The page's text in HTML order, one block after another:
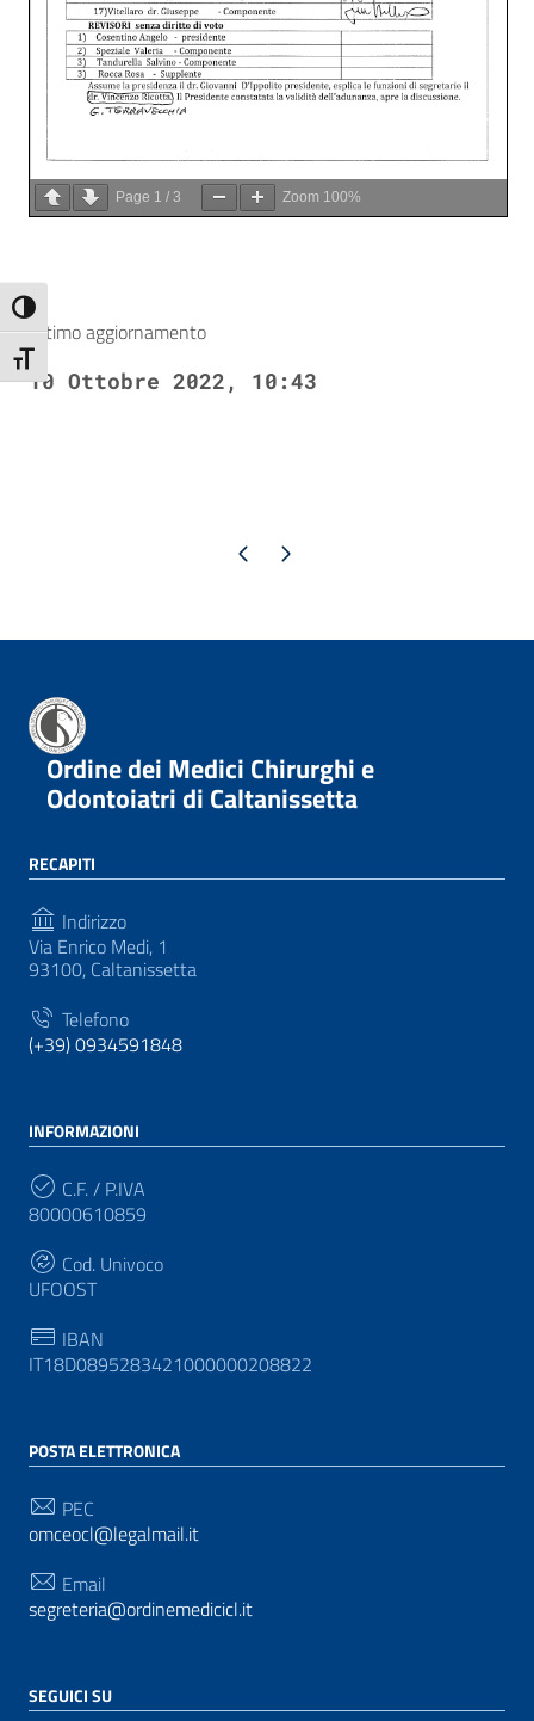
Attiva/disattiva alto contrasto
Attiva/disattiva dimensione testo
Page 1 / 3 Zoom 100%
Ultimo aggiornamento
10 Ottobre 2022, 10:43
Pagina precedente
Pagina successiva
Ordine dei Medici Chirurghi e
Odontoiatri di Caltanissetta
RECAPITI
Indirizzo
Via Enrico Medi, 1
93100, Caltanissetta
Telefono
(+39) 0934591848
INFORMAZIONI
C.F. / P.IVA
80000610859
Cod. Univoco
UFOOST
IBAN
IT18D0895283421000000208822
POSTA ELETTRONICA
PEC
omceocl@legalmail.it
Email
segreteria@ordinemedicicl.it
SEGUICI SU